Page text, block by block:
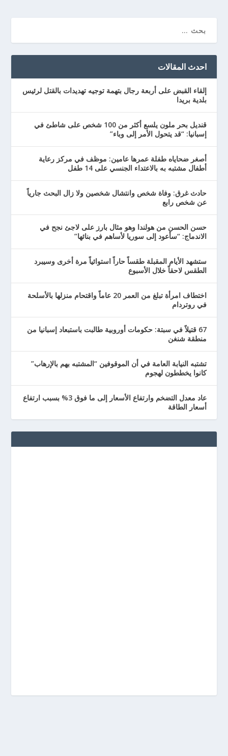
احدث المقالات
إلقاء القبض على أربعة رجال بتهمة توجيه تهديدات بالقتل لرئيس
بلدية بريدا
قنديل بحر ملون يلسع أكثر من 100 شخص على شاطئ في
إسبانيا: “قد يتحول الأمر إلى وباء”
أصغر ضحاياه طفلة عمرها عامين: موظف في مركز رعاية
أطفال مشتبه به بالاعتداء الجنسي على 14 طفل
حادث غرق: وفاة شخص وانتشال شخصين ولا زال البحث جارياً
عن شخص رابع
حسن الحسن من هولندا وهو مثال بارز على لاجئ نجح في
الاندماج: “سأعود إلى سوريا لأساهم في بنائها”
ستشهد الأيام المقبلة طقساً حاراً استوائياً مرة أخرى وسيبرد
الطقس لاحقاً خلال الأسبوع
اختطاف امرأة تبلغ من العمر 20 عاماً واقتحام منزلها بالأسلحة
في روتردام
67 قتيلاً في سبتة: حكومات أوروبية طالبت باستبعاد إسبانيا من
منطقة شنغن
تشتبه النيابة العامة في أن الموقوفين “المشتبه بهم بالإرهاب”
كانوا يخططون لهجوم
عاد معدل التضخم وارتفاع الأسعار إلى ما فوق 3% بسبب ارتفاع
أسعار الطاقة